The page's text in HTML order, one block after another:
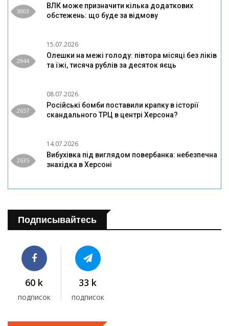
3003
ВЛК може призначити кілька додаткових
обстежень: що буде за відмову
2944
15.07.2026
Олешки на межі голоду: півтора місяці без ліків
та їжі, тисяча рублів за десяток яєць
2657
08.07.2026
Російські бомби поставили крапку в історії
скандального ТРЦ в центрі Херсона?
2635
14.07.2026
Вибухівка під виглядом повербанка: небезпечна
знахідка в Херсоні
Подписывайтесь
60 k
подписок
33 k
подписок